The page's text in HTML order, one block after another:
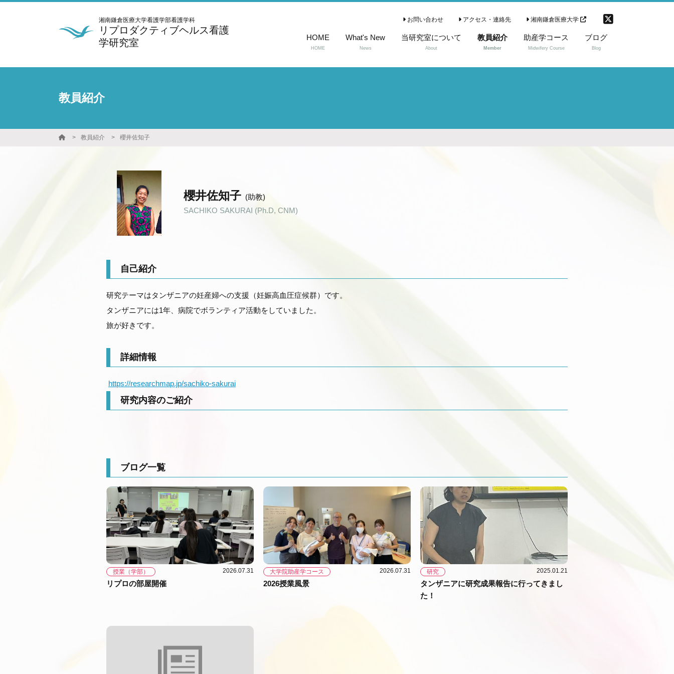
湘南鎌倉医療大学看護学部看護学科
リプロダクティブヘルス看護
学研究室
お問い合わせ アクセス・連絡先 湘南鎌倉医療大学
HOME
HOME
What's New
News
当研究室について
About
教員紹介
Member
助産学コース
Midwifery Course
ブログ
Blog
教員紹介
教員紹介 櫻井佐知子
櫻井佐知子 (助教)
SACHIKO SAKURAI (Ph.D, CNM)
自己紹介
研究テーマはタンザニアの妊産婦への支援（妊娠高血圧症候群）です。
タンザニアには1年、病院でボランティア活動をしていました。
旅が好きです。
詳細情報
https://researchmap.jp/sachiko-sakurai
研究内容のご紹介
ブログ一覧
授業（学部） 2026.07.31
リプロの部屋開催
大学院助産学コース 2026.07.31
2026授業風景
研究 2025.01.21
タンザニアに研究成果報告に行ってきまし
た！